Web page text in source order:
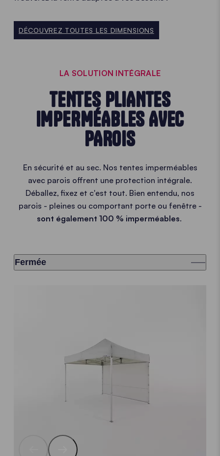
DÉCOUVREZ TOUTES LES DIMENSIONS
LA SOLUTION INTÉGRALE
TENTES PLIANTES
IMPERMÉABLES AVEC
PAROIS
En sécurité et au sec. Nos tentes imperméables
avec parois offrent une protection intégrale.
Déballez, fixez et c'est tout. Bien entendu, nos
parois - pleines ou comportant porte ou fenêtre -
sont également 100 % imperméables.
Fermée